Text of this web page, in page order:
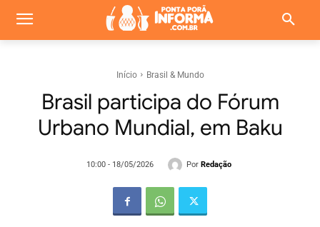
Início Brasil & Mundo
Brasil participa do Fórum
Urbano Mundial, em Baku
10:00 - 18/05/2026 Por Redação